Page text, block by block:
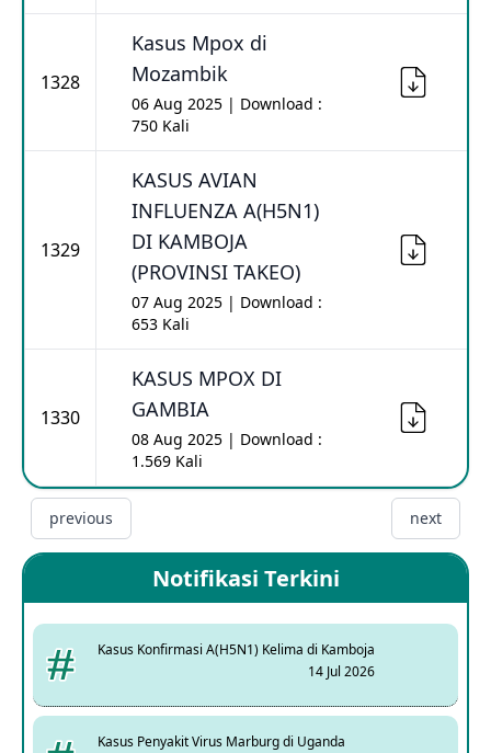
1328
Kasus Mpox di
Mozambik
06 Aug 2025 | Download :
750 Kali
1329
KASUS AVIAN
INFLUENZA A(H5N1)
DI KAMBOJA
(PROVINSI TAKEO)
07 Aug 2025 | Download :
653 Kali
1330
KASUS MPOX DI
GAMBIA
08 Aug 2025 | Download :
1.569 Kali
previous next
Notifikasi Terkini
Kasus Konfirmasi A(H5N1) Kelima di Kamboja
14 Jul 2026
Kasus Penyakit Virus Marburg di Uganda